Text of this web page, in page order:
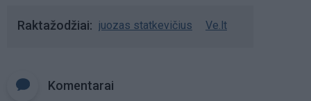
Raktažodžiai juozas statkevičius Ve.lt
Komentarai